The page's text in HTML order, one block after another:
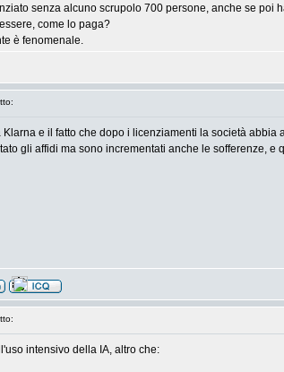
senza alcuno scrupolo 700 persone, anche se poi
come lo paga?
è fenomenale.
e il fatto che dopo i licenziamenti la società
gli affidi ma sono incrementati anche le sofferenze,
intensivo della IA, altro che: